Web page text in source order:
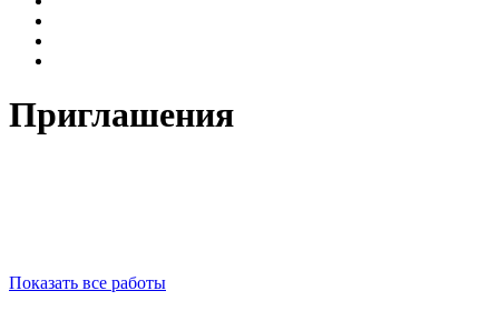
Приглашения
Показать все работы